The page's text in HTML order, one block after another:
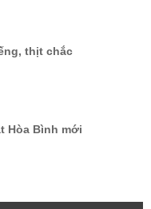
thịt chắc
Hòa Bình mới